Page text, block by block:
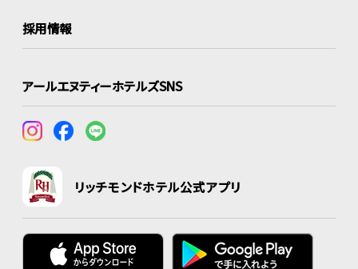
採用情報
アールエヌティーホテルズSNS
リッチモンドホテル公式アプリ